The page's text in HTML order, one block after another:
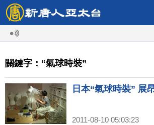
關鍵字：“氣球時裝”
日本“氣球時裝” 展
2011-08-10 05:03:23